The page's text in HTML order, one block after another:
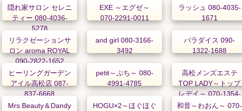
隠れ家サロン セレニ
ティー 080-4036-
5278
EXE ～エグゼ～
070-2291-0011
ラッシュ 080-4035-
1671
リラクゼーションサ
ロン aroma ROYAL
090-2822-1652
and girl 080-3166-
3492
パラダイス 090-
1322-1688
ヒーリングガーデン
アイル高松店 087-
837-6668
petit～ぷち～ 080-
4991-4785
高松メンズエステ
TOP LADY～トップ
レデイ～ 070-1354-
2838
Mrs.Beauty＆Dandy
HOGU×2～ほぐほぐ
和音～わおん～ 070-